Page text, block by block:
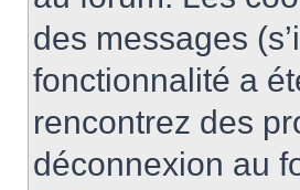
des messages
fonctionnalité a
rencontrez des
déconnexion au